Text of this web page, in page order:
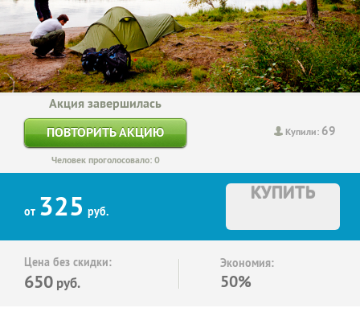
Купили: 69
Акция завершилась
ПОВТОРИТЬ АКЦИЮ
Человек проголосовало: 0
от 325 руб.
КУПИТЬ
Цена без скидки:
650 руб.
Экономия:
50%